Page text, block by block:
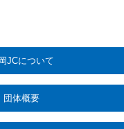
JCについて
団体概要